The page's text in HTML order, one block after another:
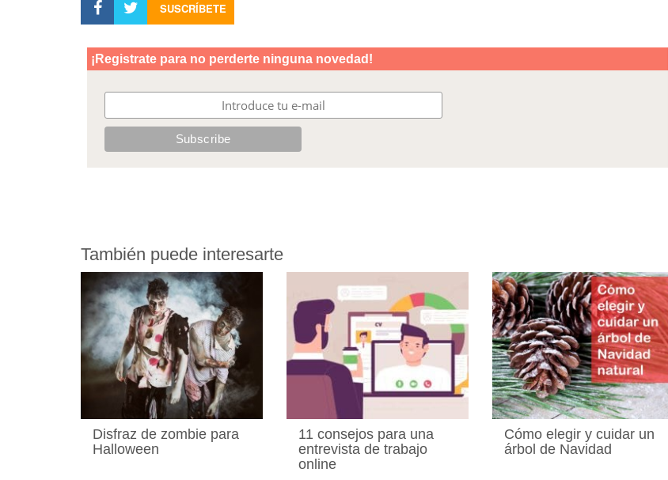
SUSCRÍBETE
También puede interesarte
Disfraz de zombie para
Halloween
11 consejos para una
entrevista de trabajo
online
Cómo elegir y cuidar un
árbol de Navidad